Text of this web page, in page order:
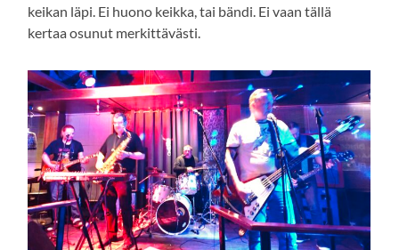
keikan läpi. Ei huono keikka, tai bändi. Ei vaan tällä
kertaa osunut merkittävästi.